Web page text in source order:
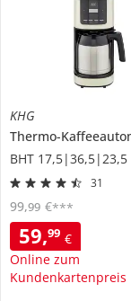
KHG
Thermo-
BHT 17,5|36,5|23,5
31
59,99 €
Online zum
Kundenkartenpreis
99,99 €***